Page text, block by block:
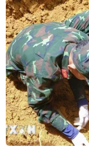
TIN CÙNG
Cơ hội và bài
Việt Nam từ
Mỹ
09/08/2026 12:57